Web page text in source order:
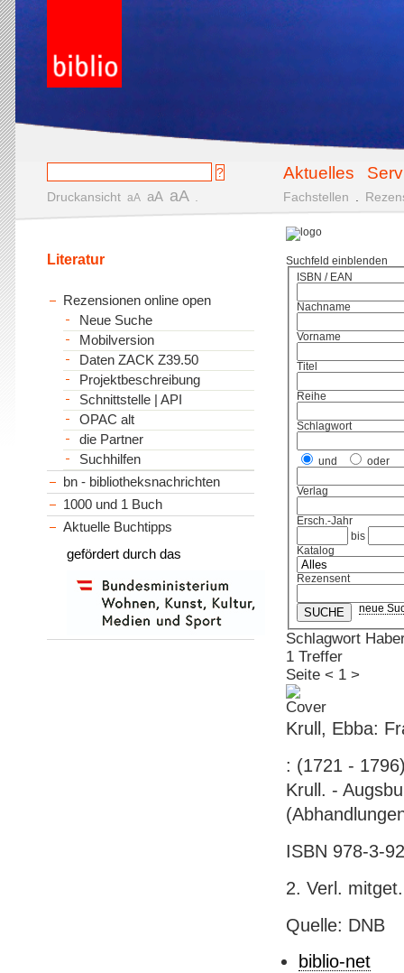
Aktuelles
Druckansicht aA aA aA Fachstellen
Suchfeld einblenden
ISBN / EAN
Nachname
Vorname
Titel
Reihe
Schlagwort
und oder
Verlag
Ersch.-Jahr
bis
Katalog
Rezensent
neue
Schlagwort
1 Treffer
Seite < 1 >
Krull, Ebba:
: (1721 -
Krull. -
ISBN 978-3-
2. Verl. mitget.
Quelle: DNB
biblio-net
Literatur
Rezensionen online open
Neue Suche
Mobilversion
Daten ZACK Z39.50
Projektbeschreibung
Schnittstelle | API
OPAC alt
die Partner
Suchhilfen
bn - bibliotheksnachrichten
1000 und 1 Buch
Aktuelle Buchtipps
gefördert durch das